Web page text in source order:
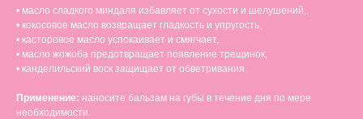
• масло сладкого миндаля избавляет от сухости и шелушений,
• кокосовое масло возвращает гладкость и упругость,
• касторовое масло успокаивает и смягчает,
• масло жожоба предотвращает появление трещинок,
• канделильский воск защищает от обветривания.
Применение: наносите бальзам на губы в течение дня по мере
необходимости.